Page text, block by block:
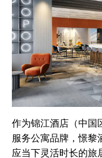
作为锦江酒店（中国
服务公寓品牌，憬黎
应当下灵活时长的旅